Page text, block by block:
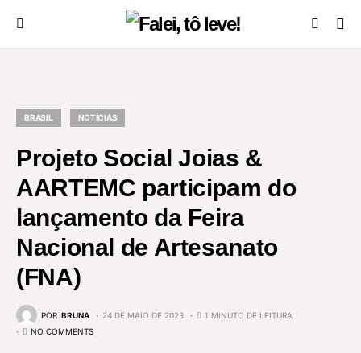
BRASIL NOTÍCIAS
Projeto Social Joias &
AARTEMC participam do
lançamento da Feira
Nacional de Artesanato
(FNA)
POR BRUNA 24 DE MAIO DE 2023
1 MINUTO DE LEITURA
NO COMMENTS